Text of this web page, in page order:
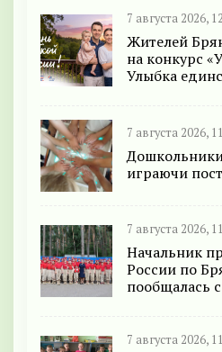
7 августа 2026,
Жителей
на конкурс
Улыбка
7 августа 2026,
играючи
7 августа 2026,
Начальник
России по
пообщалась
7 августа 2026,